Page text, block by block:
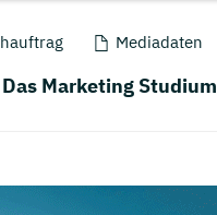
Mediadaten
Das Marketing Studium